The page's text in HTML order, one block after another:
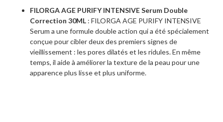
FILORGA AGE PURIFY INTENSIVE Serum Double
Correction 30ML : FILORGA AGE PURIFY INTENSIVE
Serum a une formule double action qui a été spécialement
conçue pour cibler deux des premiers signes de
vieillissement : les pores dilatés et les ridules. En même
temps, il aide à améliorer la texture de la peau pour une
apparence plus lisse et plus uniforme.